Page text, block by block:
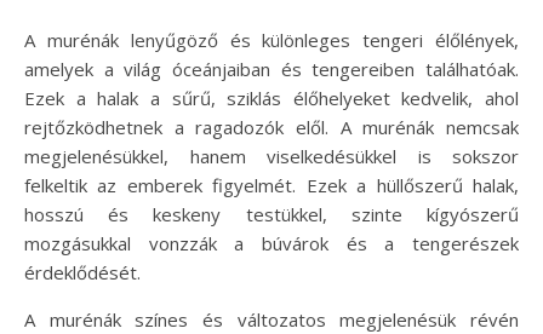
A murénák lenyűgöző és különleges tengeri élőlények,
amelyek a világ óceánjaiban és tengereiben találhatóak.
Ezek a halak a sűrű, sziklás élőhelyeket kedvelik, ahol
rejtőzködhetnek a ragadozók elől. A murénák nemcsak
megjelenésükkel, hanem viselkedésükkel is sokszor
felkeltik az emberek figyelmét. Ezek a hüllőszerű halak,
hosszú és keskeny testükkel, szinte kígyószerű
mozgásukkal vonzzák a búvárok és a tengerészek
érdeklődését.
A murénák színes és változatos megjelenésük révén